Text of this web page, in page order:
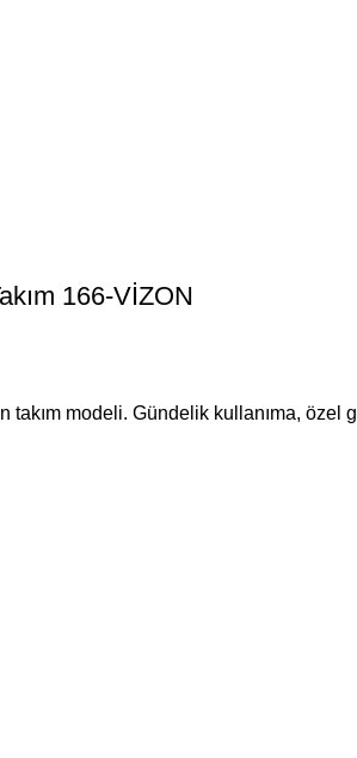
166-VİZON
takım modeli. Gündelik kullanıma,